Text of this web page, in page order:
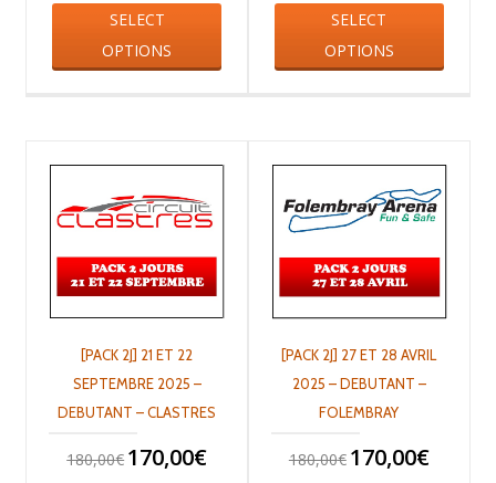
SELECT
OPTIONS
SELECT
OPTIONS
[PACK 2J] 21 ET 22
SEPTEMBRE 2025 –
DEBUTANT – CLASTRES
180,00€ 170,00€
[PACK 2J] 27 ET 28 AVRIL
2025 – DEBUTANT –
FOLEMBRAY
180,00€ 170,00€